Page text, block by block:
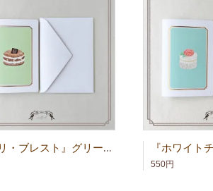
『パリ・ブレスト』グリーティングカード
550円